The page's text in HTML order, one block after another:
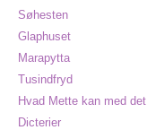
Søhesten
Glaphuset
Marapytta
Tusindfryd
Hvad Mette kan med det
Dicterier